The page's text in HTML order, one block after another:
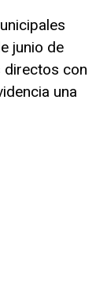
junio de
directos con
una